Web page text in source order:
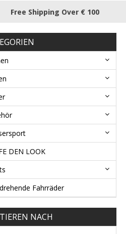
Free Shipping Over € 100
DEN LOOK
Fahrräder
NACH